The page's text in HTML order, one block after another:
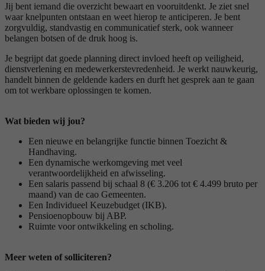
Jij bent iemand die overzicht bewaart en vooruitdenkt. Je ziet snel
waar knelpunten ontstaan en weet hierop te anticiperen. Je bent
zorgvuldig, standvastig en communicatief sterk, ook wanneer
belangen botsen of de druk hoog is.
Je begrijpt dat goede planning direct invloed heeft op veiligheid,
dienstverlening en medewerkerstevredenheid. Je werkt nauwkeurig,
handelt binnen de geldende kaders en durft het gesprek aan te gaan
om tot werkbare oplossingen te komen.
Wat bieden wij jou?
Een nieuwe en belangrijke functie binnen Toezicht &
Handhaving.
Een dynamische werkomgeving met veel
verantwoordelijkheid en afwisseling.
Een salaris passend bij schaal 8 (€ 3.206 tot € 4.499 bruto per
maand) van de cao Gemeenten.
Een Individueel Keuzebudget (IKB).
Pensioenopbouw bij ABP.
Ruimte voor ontwikkeling en scholing.
Meer weten of solliciteren?